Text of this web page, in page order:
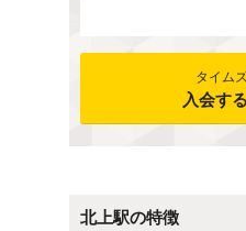
タイム
入会す
北上駅の特徴